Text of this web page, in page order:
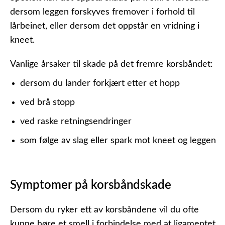
dersom leggen forskyves fremover i forhold til
lårbeinet, eller dersom det oppstår en vridning i
kneet.
Vanlige årsaker til skade på det fremre korsbåndet:
dersom du lander forkjært etter et hopp
ved brå stopp
ved raske retningsendringer
som følge av slag eller spark mot kneet og leggen
Symptomer på korsbåndskade
Dersom du ryker ett av korsbåndene vil du ofte